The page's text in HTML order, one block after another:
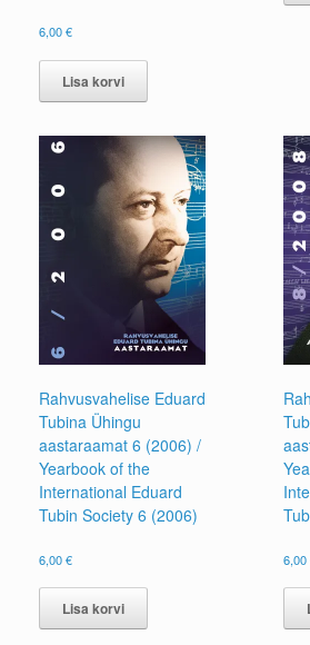
6,00€
Lisa korvi
Rahvusvahelise Eduard
Tubina Ühingu
aastaraamat 6 (2006) /
Yearbook of the
International Eduard
Tubin Society 6 (2006)
6,00€
Lisa korvi
6,00